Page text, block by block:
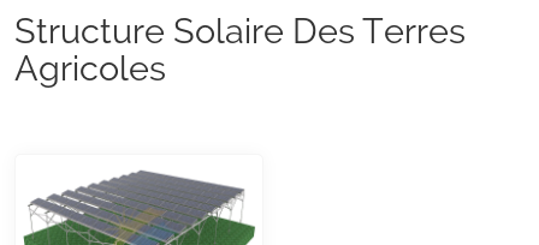
Structure Solaire Des Terres
Agricoles